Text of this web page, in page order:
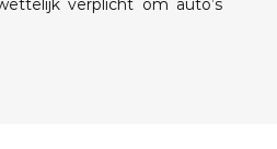
verplicht om auto’s